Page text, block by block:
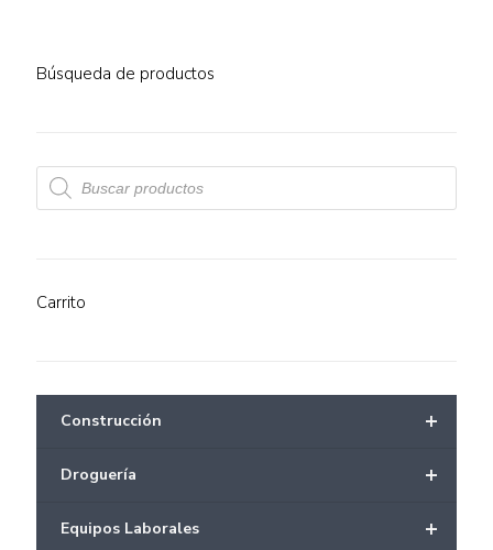
Búsqueda de productos
Búsqueda
de
productos
Carrito
+
Construcción
+
Droguería
+
Equipos Laborales